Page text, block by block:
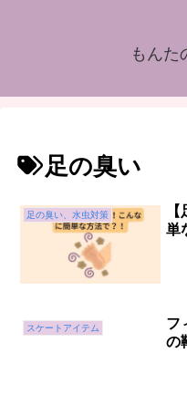
もんた
足の臭い
足の臭い、水虫対策
単
スケートアイテム
フ
の